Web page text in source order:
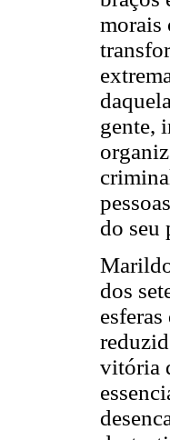
morais
gente,
do seu
dos
vitória